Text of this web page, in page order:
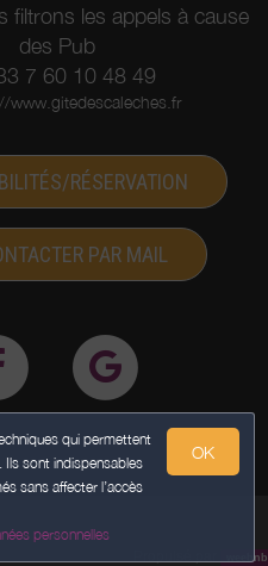
qui permettent
Ils sont indispensables
sans affecter l’accès
personnelles
OK
filtrons les appels à cause
des Pub
7 60 10 48 49
www.gitedescaleches.fr
RÉSERVATION
PAR MAIL
weebnb